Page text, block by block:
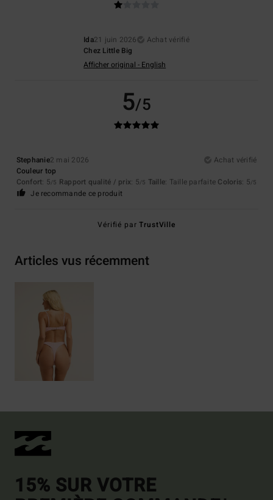
Ida21 juin 2026
Achat vérifié
Chez Little Big
Afficher original - English
5/5
Stephanie2 mai 2026
Achat vérifié
Couleur top
Confort: 5/5 Rapport qualité / prix: 5/5 Taille: Taille parfaite Coloris: 5/5
Je recommande ce produit
Vérifié parTrustVille
Articles vus récemment
15% SUR VOTRE